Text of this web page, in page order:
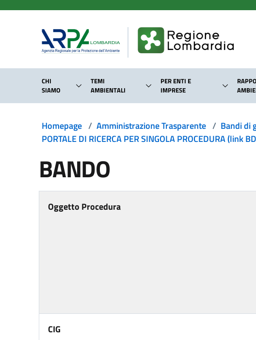
CHI
SIAMO
TEMI
AMBIENTALI
PER ENTI E
IMPRESE
Homepage / Amministrazione Trasparente / Bandi di
PORTALE DI RICERCA PER SINGOLA PROCEDURA (link
BANDO
Oggetto Procedura
CIG